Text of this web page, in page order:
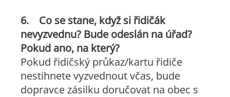
6. Co se stane, když si řidičák
nevyzvednu? Bude odeslán na úřad?
Pokud ano, na který?
Pokud řidičský průkaz/kartu řidiče
nestihnete vyzvednout včas, bude
dopravce zásilku doručovat na obec s